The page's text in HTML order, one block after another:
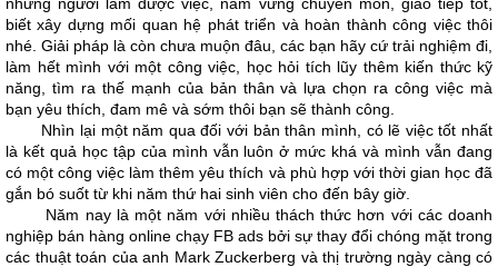
biết xây dựng mối quan hệ phát triển và hoàn thành công việc thôi
nhé. Giải pháp là còn chưa muộn đâu, các bạn hãy cứ trải nghiệm đi,
làm hết mình với một công việc, học hỏi tích lũy thêm kiến thức kỹ
năng, tìm ra thế mạnh của bản thân và lựa chọn ra công việc mà
bạn yêu thích, đam mê và sớm thôi bạn sẽ thành công.
Nhìn lại một năm qua đối với bản thân mình, có lẽ việc tốt nhất
là kết quả học tập của mình vẫn luôn ở mức khá và mình vẫn đang
có một công việc làm thêm yêu thích và phù hợp với thời gian học đã
gắn bó suốt từ khi năm thứ hai sinh viên cho đến bây giờ.
Năm nay là một năm với nhiều thách thức hơn với các doanh
nghiệp bán hàng online chạy FB ads bởi sự thay đổi chóng mặt trong
các thuật toán của anh Mark Zuckerberg và thị trường ngày càng có